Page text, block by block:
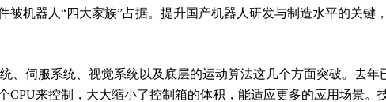
被机器人“四大家族”占据。提升国产机器人研发与制造水平的关键
、伺服系统、视觉系统以及底层的运动算法这几个方面突破。去年
CPU来控制，大大缩小了控制箱的体积，能适应更多的应用场景。